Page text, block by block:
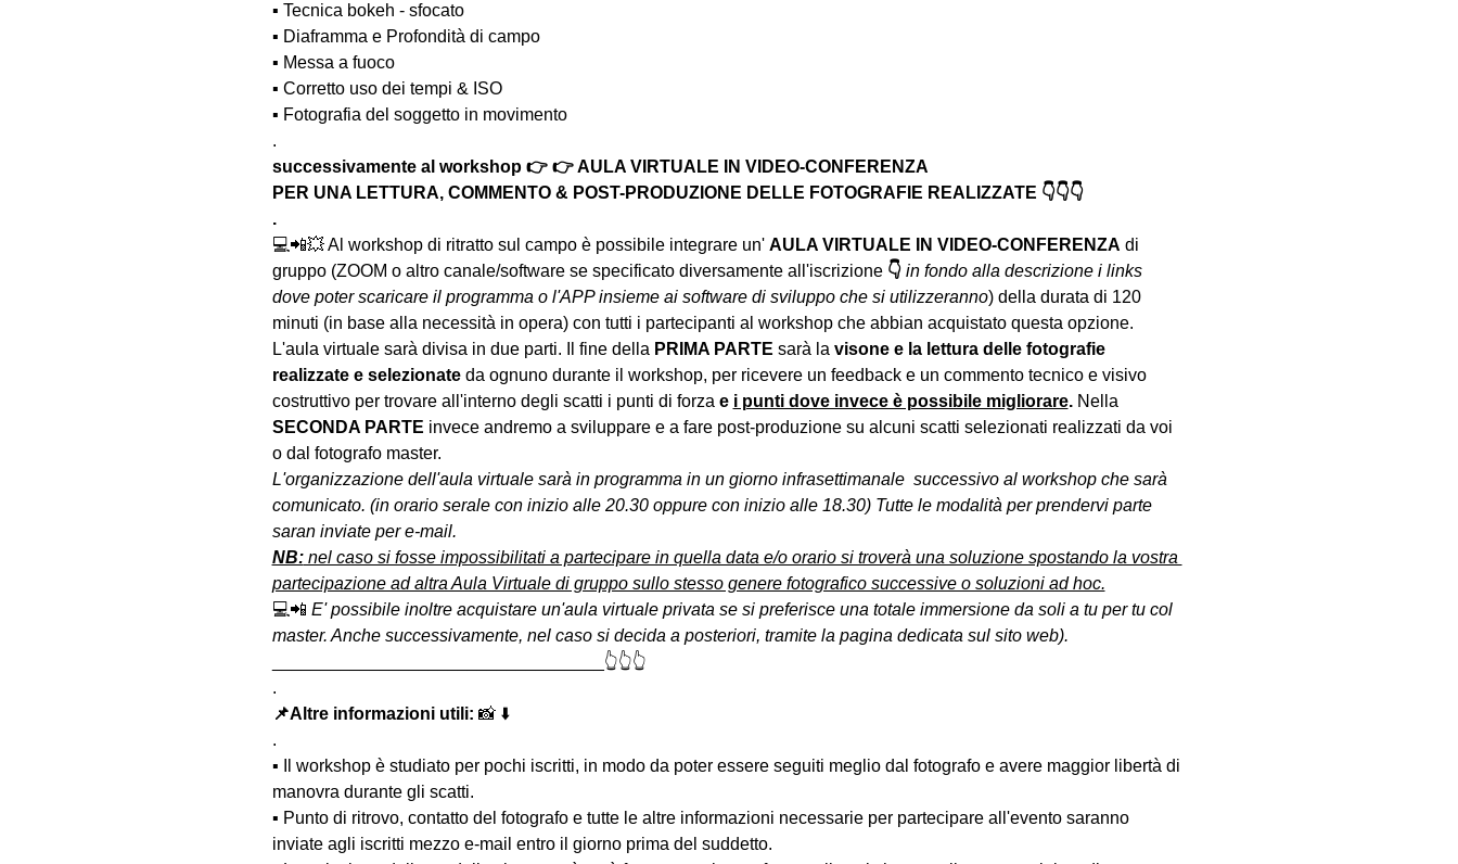
▪️ Tecnica bokeh - sfocato
▪️ Diaframma e Profondità di campo
▪️ Messa a fuoco
▪️ Corretto uso dei tempi & ISO
▪️ Fotografia del soggetto in movimento
.
successivamente al workshop 👉 👉 AULA VIRTUALE IN VIDEO-CONFERENZA
PER UNA LETTURA, COMMENTO & POST-PRODUZIONE DELLE FOTOGRAFIE REALIZZATE 👇👇👇
.
💻📲💥 Al workshop di ritratto sul campo è possibile integrare un' AULA VIRTUALE IN VIDEO-CONFERENZA di
gruppo (ZOOM o altro canale/software se specificato diversamente all'iscrizione 👇 in fondo alla descrizione i links
dove poter scaricare il programma o l'APP insieme ai software di sviluppo che si utilizzeranno) della durata di 120
minuti (in base alla necessità in opera) con tutti i partecipanti al workshop che abbian acquistato questa opzione.
L'aula virtuale sarà divisa in due parti. Il fine della PRIMA PARTE sarà la visone e la lettura delle fotografie
realizzate e selezionate da ognuno durante il workshop, per ricevere un feedback e un commento tecnico e visivo
costruttivo per trovare all'interno degli scatti i punti di forza e i punti dove invece è possibile migliorare. Nella
SECONDA PARTE invece andremo a sviluppare e a fare post-produzione su alcuni scatti selezionati realizzati da voi
o dal fotografo master.
L'organizzazione dell'aula virtuale sarà in programma in un giorno infrasettimanale  successivo al workshop che sarà
comunicato. (in orario serale con inizio alle 20.30 oppure con inizio alle 18.30) Tutte le modalità per prendervi parte
saran inviate per e-mail.
NB: nel caso si fosse impossibilitati a partecipare in quella data e/o orario si troverà una soluzione spostando la vostra
partecipazione ad altra Aula Virtuale di gruppo sullo stesso genere fotografico successive o soluzioni ad hoc.
💻📲 E' possibile inoltre acquistare un'aula virtuale privata se si preferisce una totale immersione da soli a tu per tu col
master. Anche successivamente, nel caso si decida a posteriori, tramite la pagina dedicata sul sito web).
__________________________________👆👆👆
.
📌Altre informazioni utili: 📸 ⬇️
.
▪️ Il workshop è studiato per pochi iscritti, in modo da poter essere seguiti meglio dal fotografo e avere maggior libertà di
manovra durante gli scatti.
▪️ Punto di ritrovo, contatto del fotografo e tutte le altre informazioni necessarie per partecipare all'evento saranno
inviate agli iscritti mezzo e-mail entro il giorno prima del suddetto.